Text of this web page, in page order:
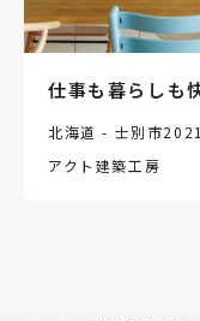
仕事も暮らしも
北海道 - 士別市
アクト建築工房